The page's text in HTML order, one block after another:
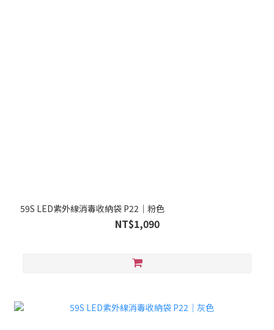
59S LED紫外線消毒收納袋 P22｜粉色
NT$1,090